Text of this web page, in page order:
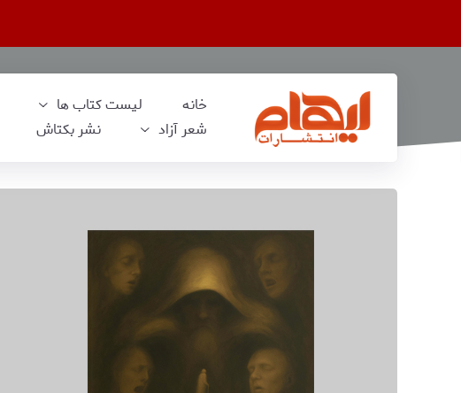
خانه لیست کتاب‌ ها
شعر آزاد
نشر بکتاش